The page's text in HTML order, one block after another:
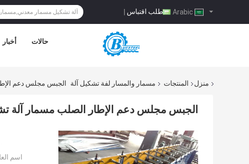
طلب اقتباس |
أخبار حالات
منزل المنتجات مسمار والمسار لفة تشكيل آلة الجبس مجلس دعم
الجبس مجلس دعم الإطار الصلب مسمار آلة
اسم